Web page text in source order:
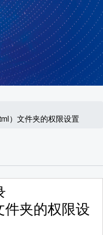
）文件夹的权限设置
件夹的权限设